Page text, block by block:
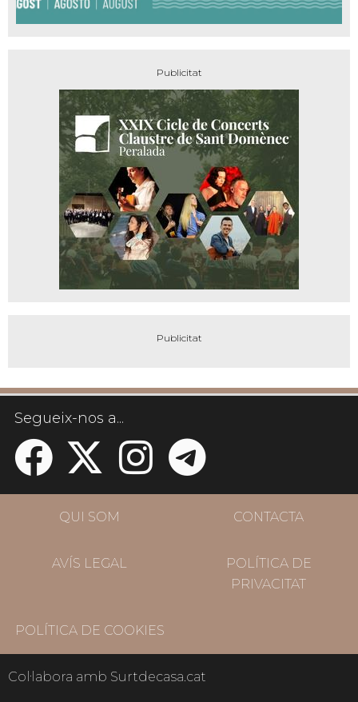
Segueix-nos a...
QUI SOM CONTACTA
AVÍS LEGAL
POLÍTICA DE
PRIVACITAT
POLÍTICA DE COOKIES
Col·labora amb Surtdecasa.cat